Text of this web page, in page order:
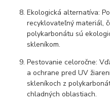
Ekologická alternatíva:
recyklovateľný materiál,
polykarbonátu sú
skleníkom.
Pestovanie celoročne:
a ochrane pred UV
skleníkoch z
chladných oblastiach.